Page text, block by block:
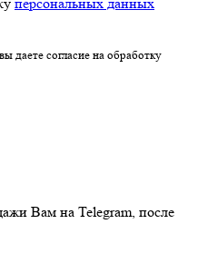
даете согласие на обработку
Вам на Telegram, после